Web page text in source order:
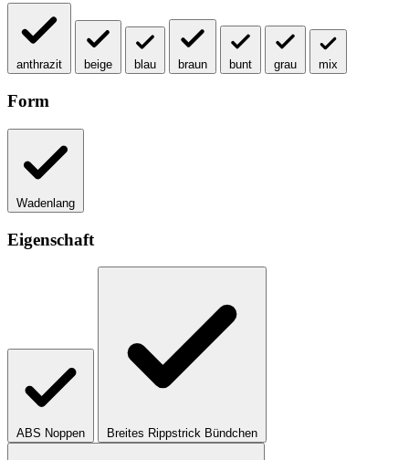
anthrazit beige blau braun bunt grau mix
Form
Wadenlang
Eigenschaft
ABS Noppen Breites Rippstrick Bündchen